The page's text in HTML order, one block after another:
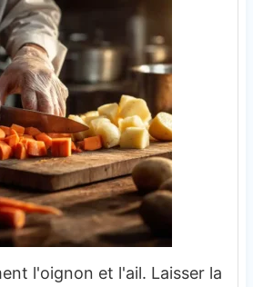
l'oignon et l'ail. Laisser la